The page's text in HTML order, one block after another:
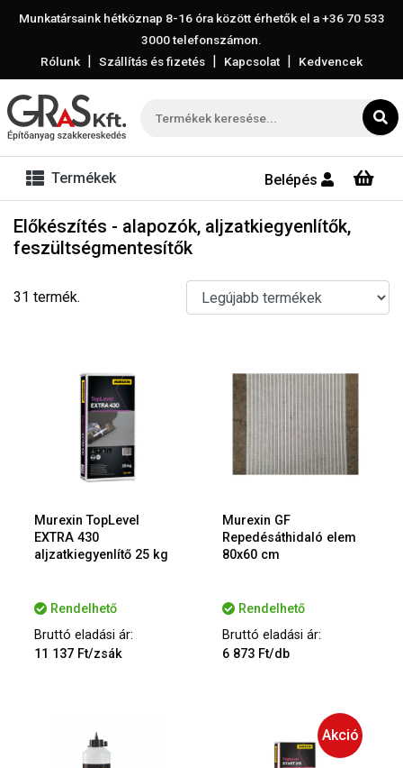
Munkatársaink hétköznap 8-16 óra között érhetők el a+36 70 533
3000telefonszámon.
Rólunk | Szállítás és fizetés | Kapcsolat | Kedvencek
Termékek Belépés
Előkészítés - alapozók, aljzatkiegyenlítők,
feszültségmentesítők
31 termék.
Murexin TopLevel
EXTRA 430
aljzatkiegyenlítő 25 kg
Rendelhető
Bruttó eladási ár:
11 137 Ft/zsák
Murexin GF
Repedésáthidaló elem
80x60 cm
Rendelhető
Bruttó eladási ár:
6 873 Ft/db
Akció